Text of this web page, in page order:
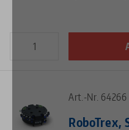
Art.-Nr. 64266